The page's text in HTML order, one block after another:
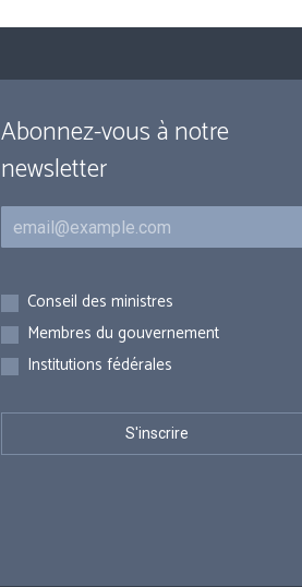
Abonnez-vous à notre
newsletter
Courriel
Inscriptions
Conseil des ministres
Membres du gouvernement
Institutions fédérales